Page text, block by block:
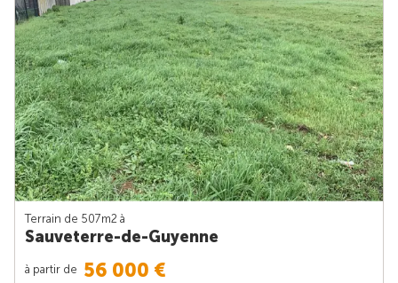
Terrain de 507m2 à
Sauveterre-de-Guyenne
à partir de 56 000 €